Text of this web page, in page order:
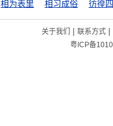
相为表里 相习成俗 彷徨
关于我们 | 联系方式|
粤ICP备